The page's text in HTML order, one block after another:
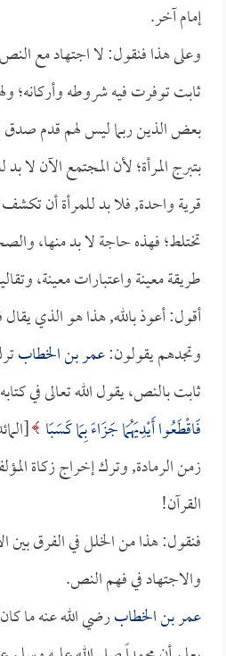
إمام آخر.
وعلى هذا فنقول: لا اجتهاد مع
ثابت توفرت فيه شروطه وأركانه؛
بعض الذين ربما ليس لهم قدم صدق
بتبرج المرأة؛ لأن المجتمع الآن لا
قرية واحدة, فلا بد للمرأة أن
تختلط؛ فهذه حاجة لا بد منها،
طريقة معينة واعتبارات معينة،
أقول: أعوذ بالله, هذا هو الذي
وتجدهم يقولون:عمر بن الخطاب
ثابت بالنص، يقول الله تعالى في
فَاقْطَعُوا أَيْدِيَهُمَا جَزَاءً بِمَا كَسَبَا
زمن الرمادة, وترك إخراج زكاة
القرآن!
فنقول: هذا من الخلل في الفرق بين
والاجتهاد في فهم النص.
عمر بن الخطابرضي الله عنه ما